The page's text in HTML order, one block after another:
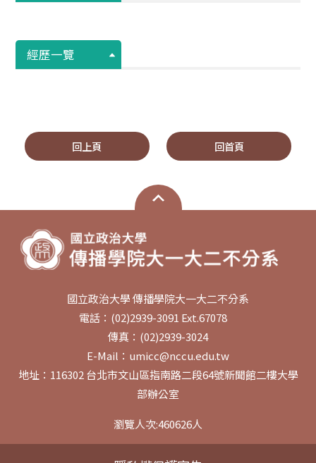
經歷一覽
回上頁 回首頁
國立政治大學 傳播學院大一大二不分系
電話：(02)2939-3091 Ext.67078
傳真：(02)2939-3024
E-Mail：umicc@nccu.edu.tw
地址：116302 台北市文山區指南路二段64號新聞館二樓大學
部辦公室
瀏覽人次:460626人